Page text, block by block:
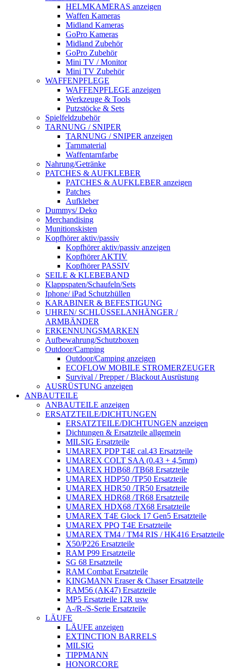
HELMKAMERAS anzeigen
Waffen Kameras
Midland Kameras
GoPro Kameras
Midland Zubehör
GoPro Zubehör
Mini TV / Monitor
Mini TV Zubehör
WAFFENPFLEGE
WAFFENPFLEGE anzeigen
Werkzeuge & Tools
Putzstöcke & Sets
Spielfeldzubehör
TARNUNG / SNIPER
TARNUNG / SNIPER anzeigen
Tarnmaterial
Waffentarnfarbe
Nahrung/Getränke
PATCHES & AUFKLEBER
PATCHES & AUFKLEBER anzeigen
Patches
Aufkleber
Dummys/ Deko
Merchandising
Munitionskisten
Kopfhörer aktiv/passiv
Kopfhörer aktiv/passiv anzeigen
Kopfhörer AKTIV
Kopfhörer PASSIV
SEILE & KLEBEBAND
Klappspaten/Schaufeln/Sets
Iphone/ iPad Schutzhüllen
KARABINER & BEFESTIGUNG
UHREN/ SCHLÜSSELANHÄNGER /
ARMBÄNDER
ERKENNUNGSMARKEN
Aufbewahrung/Schutzboxen
Outdoor/Camping
Outdoor/Camping anzeigen
ECOFLOW MOBILE STROMERZEUGER
Survival / Prepper / Blackout Ausrüstung
AUSRÜSTUNG anzeigen
ANBAUTEILE
ANBAUTEILE anzeigen
ERSATZTEILE/DICHTUNGEN
ERSATZTEILE/DICHTUNGEN anzeigen
Dichtungen & Ersatzteile allgemein
MILSIG Ersatzteile
UMAREX PDP T4E cal.43 Ersatzteile
UMAREX COLT SAA (0.43 + 4,5mm)
UMAREX HDB68 /TB68 Ersatzteile
UMAREX HDP50 /TP50 Ersatzteile
UMAREX HDR50 /TR50 Ersatzteile
UMAREX HDR68 /TR68 Ersatzteile
UMAREX HDX68 /TX68 Ersatzteile
UMAREX T4E Glock 17 Gen5 Ersatzteile
UMAREX PPQ T4E Ersatzteile
UMAREX TM4 / TM4 RIS / HK416 Ersatzteile
X50/P226 Ersatzteile
RAM P99 Ersatzteile
SG 68 Ersatzteile
RAM Combat Ersatzteile
KINGMANN Eraser & Chaser Ersatzteile
RAM56 (AK47) Ersatzteile
MP5 Ersatzteile 12R usw
A-/R-/S-Serie Ersatzteile
LÄUFE
LÄUFE anzeigen
EXTINCTION BARRELS
MILSIG
TIPPMANN
HONORCORE